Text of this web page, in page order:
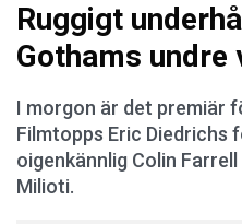
Ruggigt
Gothams undre
I morgon är det premiär
Filmtopps Eric Diedrichs
oigenkännlig Colin
Milioti.